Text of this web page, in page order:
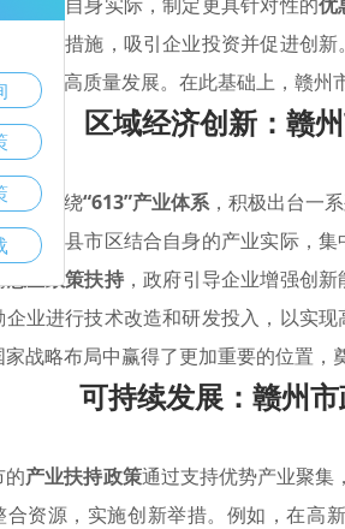
减免等措施，吸引企业投资并促进创
实现高质量发展。在此基础上，赣州
区域经济创新：赣
政府围绕“613”产业体系，积极出台一
鼓励各县市区结合自身的产业实际，
惠企政策扶持，政府引导企业增强创
企业进行技术改造和研发投入，以实
战略布局中赢得了更加重要的位置，
可持续发展：赣州
的产业扶持政策通过支持优势产业聚集
合资源，实施创新举措。例如，在高